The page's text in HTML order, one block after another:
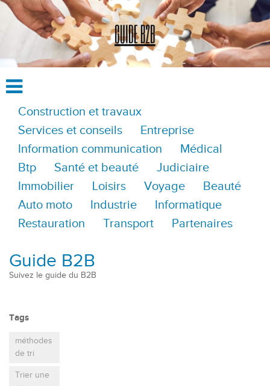
Construction et travaux
Services et conseils
Entreprise
Information communication
Médical
Btp
Santé et beauté
Judiciaire
Immobilier
Loisirs Voyage
Beauté
Auto moto
Industrie
Informatique
Restauration
Transport Partenaires
Guide B2B
Suivez le guide du B2B
Tags
méthodes
de tri
Trier une